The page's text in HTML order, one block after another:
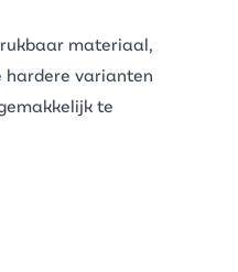
materiaal,
hardere varianten
te